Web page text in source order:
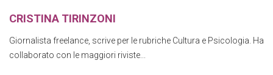
CRISTINA TIRINZONI
Giornalista freelance, scrive per le rubriche Cultura e Psicologia. Ha
collaborato con le maggiori riviste...